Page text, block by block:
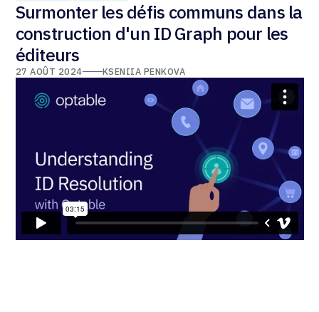
Surmonter les défis communs dans la
construction d'un ID Graph pour les
éditeurs
27 AOÛT 2024 KSENIIA PENKOVA